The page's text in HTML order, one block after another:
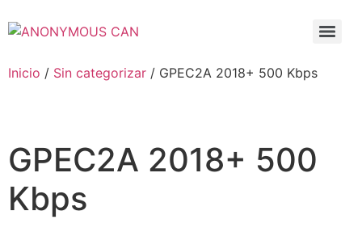
Inicio / Sin categorizar / GPEC2A 2018+ 500 Kbps
GPEC2A 2018+ 500
Kbps